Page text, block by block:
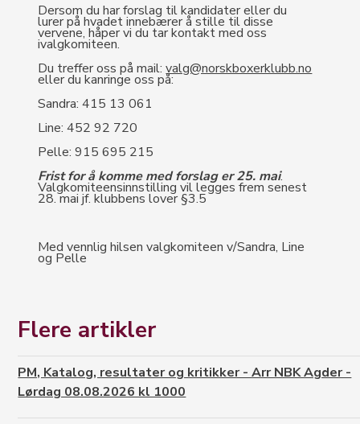
Dersom du har forslag til kandidater eller du
lurer på hvadet innebærer å stille til disse
vervene, håper vi du tar kontakt med oss
ivalgkomiteen.
Du treffer oss på mail:valg@norskboxerklubb.no
eller du kanringe oss på:
Sandra: 415 13 061
Line: 452 92 720
Pelle: 915 695 215
Frist for å komme med forslag er 25. mai.
Valgkomiteensinnstilling vil legges frem senest
28. mai jf. klubbens lover §3.5
Med vennlig hilsen valgkomiteen v/Sandra, Line
og Pelle
Flere artikler
PM, Katalog, resultater og kritikker - Arr NBK Agder -
Lørdag 08.08.2026 kl 1000